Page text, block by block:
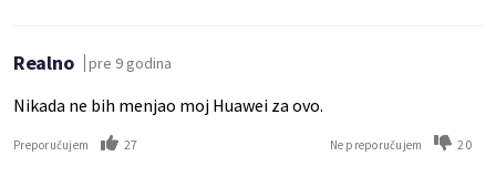
Realno pre 9 godina
Nikada ne bih menjao moj Huawei za ovo.
Preporučujem 27 Ne preporučujem 20